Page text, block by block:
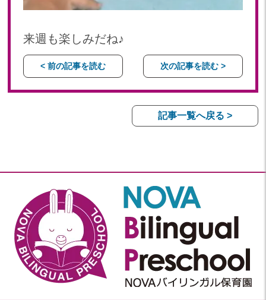
来週も楽しみだね♪
< 前の記事を読む 次の記事を読む >
記事一覧へ戻る >